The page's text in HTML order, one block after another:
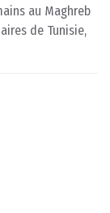
au Maghreb
de Tunisie,